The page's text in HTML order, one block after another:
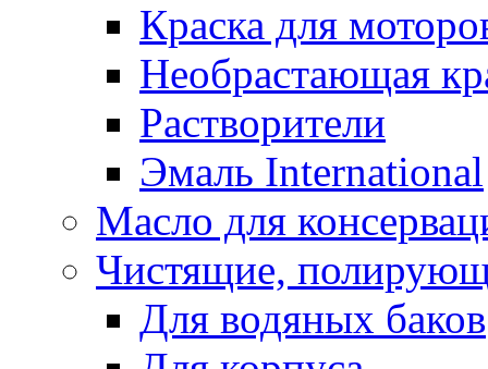
Краска для
Необрастающая
Растворители
Эмаль International
Масло для
Чистящие,
Для водяных баков